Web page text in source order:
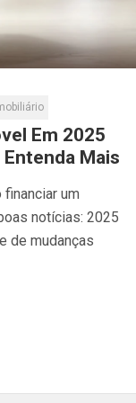
Em 2025
Mais
um
notícias: 2025
de mudanças